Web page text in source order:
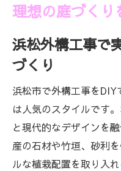
夫
浜松外構工事
浜松外構工事
理想の庭づくり
浜松外構工事で
づくり
浜松市で外構工事をDIY
は人気のスタイルです
と現代的なデザインを
産の石材や竹垣、砂利
ルな植栽配置を取り入